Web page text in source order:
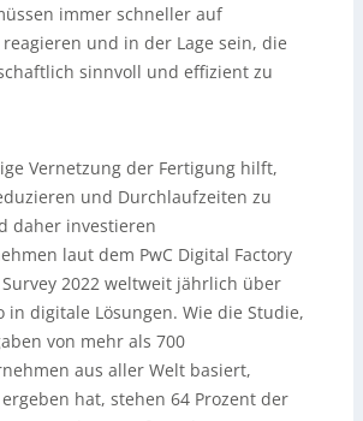
immer schneller auf
und in der Lage sein, die
sinnvoll und effizient zu
Vernetzung der Fertigung hilft,
und Durchlaufzeiten zu
daher investieren
laut dem PwC Digital Factory
2022 weltweit jährlich über
in digitale Lösungen. Wie die Studie,
von mehr als 700
aus aller Welt basiert,
hat, stehen 64 Prozent der